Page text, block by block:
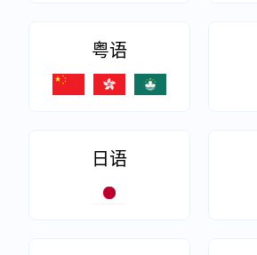
粤语
日语